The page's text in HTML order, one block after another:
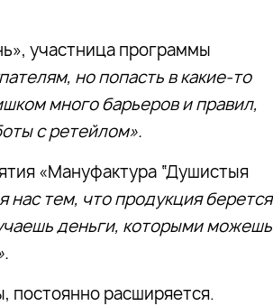
участница программы
но попасть в какие-то
много барьеров и правил,
с ретейлом».
«Мануфактура “Душистыя
нас тем, что продукция берется
деньги, которыми можешь
постоянно расширяется.